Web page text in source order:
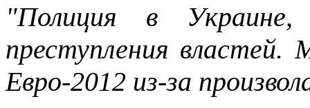
"Полиция в
преступления властей.
Евро-2012 из-за